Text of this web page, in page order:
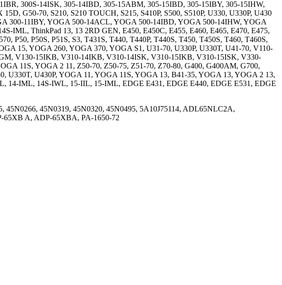
300S-14ISK, 305-14IBD, 305-15ABM, 305-15IBD, 305-15IBY, 305-15IHW,
G50-70, S210, S210 TOUCH, S215, S410P, S500, S510P, U330, U330P, U430
300-11IBY, YOGA 500-14ACL, YOGA 500-14IBD, YOGA 500-14IHW, YOGA
IML, ThinkPad 13, 13 2RD GEN, E450, E450C, E455, E460, E465, E470, E475,
P50, P50S, P51S, S3, T431S, T440, T440P, T440S, T450, T450S, T460, T460S,
15, YOGA 260, YOGA 370, YOGA S1, U31-70, U330P, U330T, U41-70, V110-
V130-15IKB, V310-14IKB, V310-14ISK, V310-15IKB, V310-15ISK, V330-
11S, YOGA 2 11, Z50-70, Z50-75, Z51-70, Z70-80, G400, G400AM, G700,
U330T, U430P, YOGA 11, YOGA 11S, YOGA 13, B41-35, YOGA 13, YOGA 2 13,
14-IML, 14S-IWL, 15-IIL, 15-IML, EDGE E431, EDGE E440, EDGE E531, EDGE
45N0266, 45N0319, 45N0320, 45N0495, 5A10J75114, ADL65NLC2A,
A, ADP-65XBA, PA-1650-72